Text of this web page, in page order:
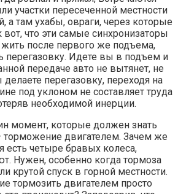
участки пересеченной местности
а там ухабы, овраги, через которые
вот, что эти самые синхронизаторы
жить после первого же подъема,
перегазовку. Идете вы в подъем и
передаче авто не вытянет, не
перегазовку, переходя на
под уклоном не составляет труда
необходимой инерции.
момент, которые должен знать
двигателем. Зачем же
есть четыре бравых колеса,
Нужен, особенно когда тормоза
крутой спуск в горной местности.
тормозить двигателем просто